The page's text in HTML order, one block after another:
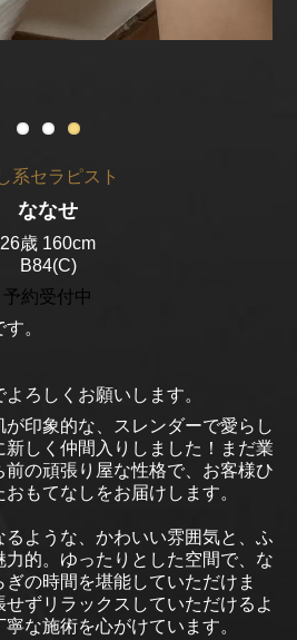
系セラピスト
ななせ
26歳 160cm
B84(C)
予約受付中
。
ろしくお願いします。
印象的な、スレンダーで愛らし
しく仲間入りしました！まだ業
の頑張り屋な性格で、お客様ひ
もてなしをお届けします。
ような、かわいい雰囲気と、ふ
的。ゆったりとした空間で、な
の時間を堪能していただけま
ずリラックスしていただけるよ
な施術を心がけています。